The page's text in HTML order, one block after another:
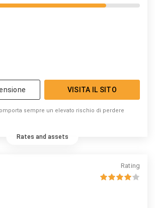
VISITA IL SITO
sempre un elevato rischio di perdere
Rates and assets
Rating